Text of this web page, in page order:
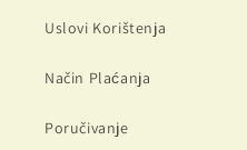
Uslovi Korištenja
Način Plaćanja
Poručivanje